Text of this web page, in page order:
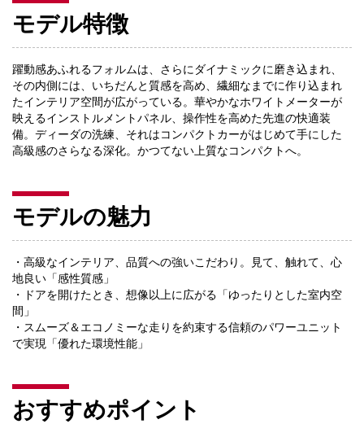
モデル特徴
躍動感あふれるフォルムは、さらにダイナミックに磨き込まれ、
その内側には、いちだんと質感を高め、繊細なまでに作り込まれ
たインテリア空間が広がっている。華やかなホワイトメーターが
映えるインストルメントパネル、操作性を高めた先進の快適装
備。ディーダの洗練、それはコンパクトカーがはじめて手にした
高級感のさらなる深化。かつてない上質なコンパクトへ。
モデルの魅力
・高級なインテリア、品質への強いこだわり。見て、触れて、心
地良い「感性質感」
・ドアを開けたとき、想像以上に広がる「ゆったりとした室内空
間」
・スムーズ＆エコノミーな走りを約束する信頼のパワーユニット
で実現「優れた環境性能」
おすすめポイント